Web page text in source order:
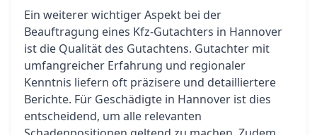
Ein weiterer wichtiger Aspekt bei der
Beauftragung eines Kfz-Gutachters in Hannover
ist die Qualität des Gutachtens. Gutachter mit
umfangreicher Erfahrung und regionaler
Kenntnis liefern oft präzisere und detailliertere
Berichte. Für Geschädigte in Hannover ist dies
entscheidend, um alle relevanten